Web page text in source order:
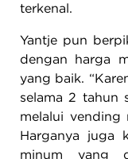
terkenal.
Yantje pun
dengan harga
yang baik.
selama 2 tahun
melalui vending
Harganya juga
minum yang